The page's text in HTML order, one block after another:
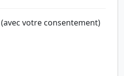
votre consentement)